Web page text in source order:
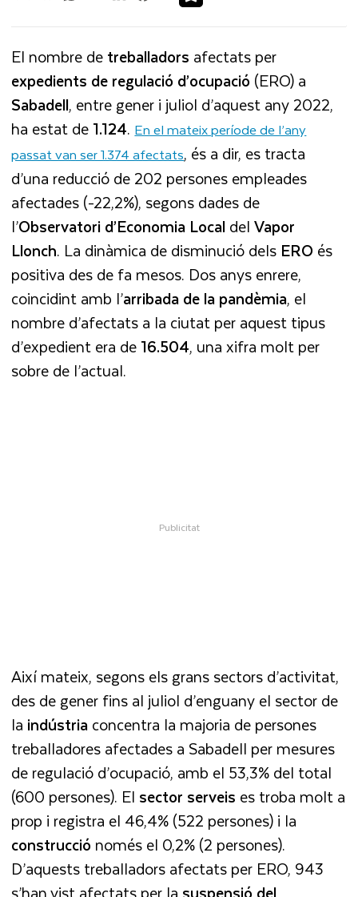
El nombre detreballadors afectats per
expedients de regulació d’ocupació (ERO) a
Sabadell, entre gener i juliol d’aquest any 2022,
ha estat de1.124. En el mateix període de l’any
passat van ser 1.374 afectats, és a dir, es tracta
d’una reducció de 202 persones empleades
afectades (-22,2%), segons dades de
l’Observatori d’Economia LocaldelVapor
Llonch. La dinàmica de disminució dels ERO és
positiva des de fa mesos. Dos anys enrere,
coincidint amb l’arribada de la pandèmia, el
nombre d’afectats a la ciutat per aquest tipus
d’expedient era de16.504, una xifra molt per
sobre de l’actual.
Així mateix, segons els grans sectors d’activitat,
des de gener fins al juliol d’enguany el sector de
la indústriaconcentra la majoria de persones
treballadores afectades a Sabadell per mesures
de regulació d’ocupació, amb el 53,3% del total
(600 persones). El sector serveis es troba molt a
prop i registra el 46,4% (522 persones) i la
construcció només el 0,2% (2 persones).
D’aquests treballadors afectats per ERO, 943